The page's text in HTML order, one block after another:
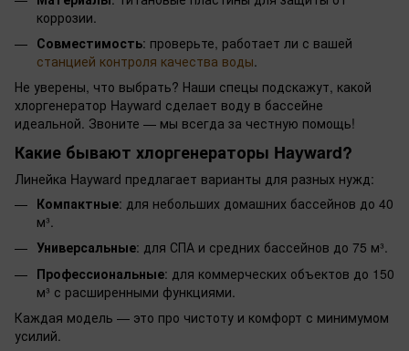
коррозии.
Совместимость: проверьте, работает ли с вашей
станцией контроля качества воды.
Не уверены, что выбрать? Наши спецы подскажут, какой
хлоргенератор Hayward сделает воду в бассейне
идеальной. Звоните — мы всегда за честную помощь!
Какие бывают хлоргенераторы Hayward?
Линейка Hayward предлагает варианты для разных нужд:
Компактные: для небольших домашних бассейнов до 40
м³.
Универсальные: для СПА и средних бассейнов до 75 м³.
Профессиональные: для коммерческих объектов до 150
м³ с расширенными функциями.
Каждая модель — это про чистоту и комфорт с минимумом
усилий.